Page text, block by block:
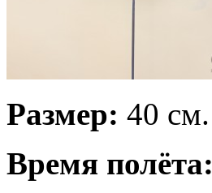
Размер: 40 см.
Время полёта: